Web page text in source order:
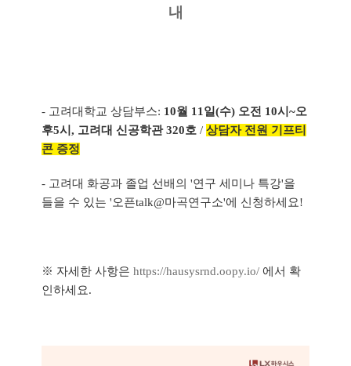
내
- 고려대학교 상담부스: 10월 11일(수) 오전 10시~오
후5시, 고려대 신공학관 320호 / 상담자 전원 기프티
콘 증정
- 고려대 화공과 졸업 선배의 '연구 세미나 특강'을
들을 수 있는 '오픈talk@마곡연구소'에 신청하세요!
※ 자세한 사항은 https://hausysrnd.oopy.io/ 에서 확
인하세요.